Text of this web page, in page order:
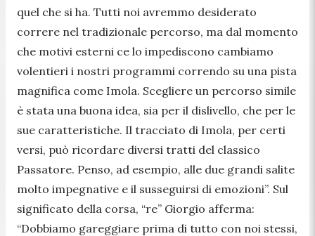
quel che si ha. Tutti noi avremmo desiderato
correre nel tradizionale percorso, ma dal momento
che motivi esterni ce lo impediscono cambiamo
volentieri i nostri programmi correndo su una pista
magnifica come Imola. Scegliere un percorso simile
è stata una buona idea, sia per il dislivello, che per le
sue caratteristiche. Il tracciato di Imola, per certi
versi, può ricordare diversi tratti del classico
Passatore. Penso, ad esempio, alle due grandi salite
molto impegnative e il susseguirsi di emozioni”. Sul
significato della corsa, “re” Giorgio afferma:
“Dobbiamo gareggiare prima di tutto con noi stessi,